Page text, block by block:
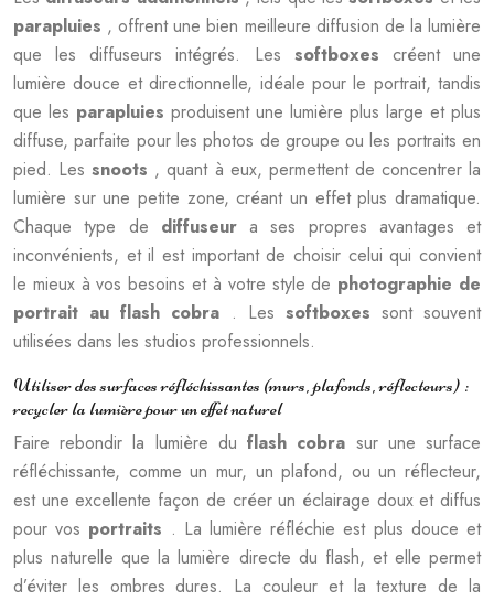
parapluies , offrent une bien meilleure diffusion de la lumière
que les diffuseurs intégrés. Les softboxes créent une
lumière douce et directionnelle, idéale pour le portrait, tandis
que les parapluies produisent une lumière plus large et plus
diffuse, parfaite pour les photos de groupe ou les portraits en
pied. Lessnoots , quant à eux, permettent de concentrer la
lumière sur une petite zone, créant un effet plus dramatique.
Chaque type de diffuseur a ses propres avantages et
inconvénients, et il est important de choisir celui qui convient
le mieux à vos besoins et à votre style de photographie de
portrait au flash cobra . Les softboxes sont souvent
utilisées dans les studios professionnels.
Utiliser des surfaces réfléchissantes (murs, plafonds, réflecteurs) :
recycler la lumière pour un effet naturel
Faire rebondir la lumière duflash cobra sur une surface
réfléchissante, comme un mur, un plafond, ou un réflecteur,
est une excellente façon de créer un éclairage doux et diffus
pour vos portraits . La lumière réfléchie est plus douce et
plus naturelle que la lumière directe du flash, et elle permet
d’éviter les ombres dures. La couleur et la texture de la